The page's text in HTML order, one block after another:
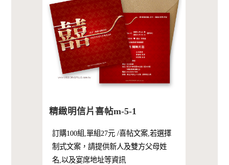
精緻明信片喜帖m-5-1
訂購100組,單組27元 /喜帖文案,若選擇
制式文案，請提供新人及雙方父母姓
名,以及宴席地址等資訊